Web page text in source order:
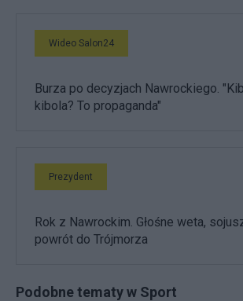
Wideo Salon24
Burza po decyzjach Nawrockiego.
kibola? To propaganda"
Prezydent
Rok z Nawrockim. Głośne weta,
powrót do Trójmorza
Podobne tematy w Sport